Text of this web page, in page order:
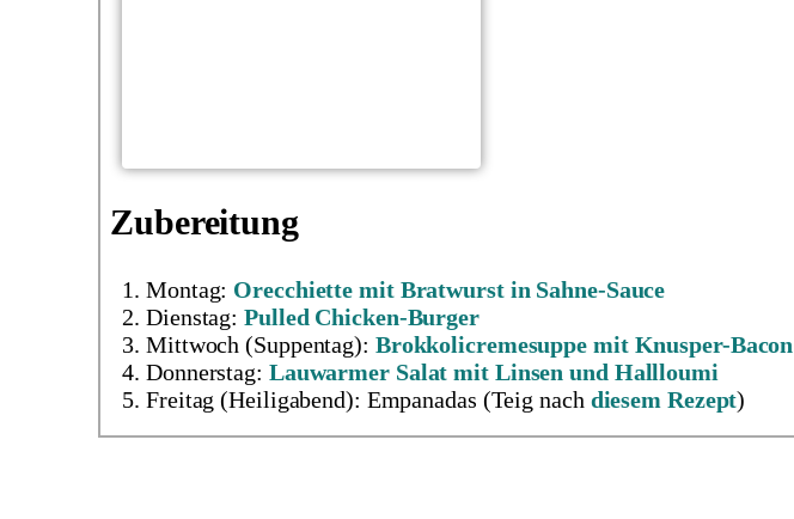
Zubereitung
Montag: Orecchiette mit Bratwurst in Sahne-Sauce
Dienstag: Pulled Chicken-Burger
Mittwoch (Suppentag): Brokkolicremesuppe mit Knusper-Bacon
Donnerstag: Lauwarmer Salat mit Linsen und Hallloumi
Freitag (Heiligabend): Empanadas (Teig nach diesem Rezept)